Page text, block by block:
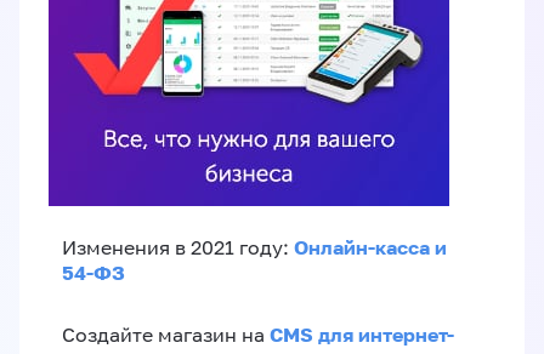
Изменения в 2021 году: Онлайн-касса и
54-ФЗ
Создайте магазин на CMS для интернет-